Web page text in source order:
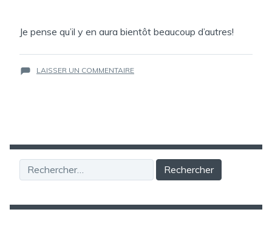
Je pense qu’il y en aura bientôt beaucoup d’autres!
LAISSER UN COMMENTAIRESUR
Rechercher :